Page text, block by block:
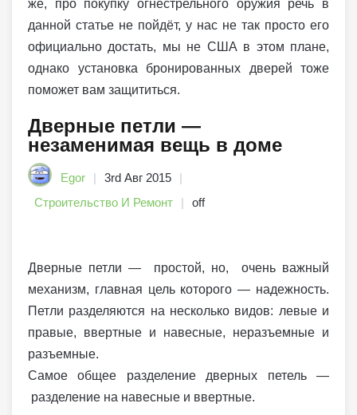
же, про покупку огнестрельного оружия речь в
данной статье не пойдёт, у нас не так просто его
официально достать, мы не США в этом плане,
однако установка бронированных дверей тоже
поможет вам защититься.
Дверные петли —
незаменимая вещь в доме
Egor
3rd Авг 2015
Строительство И Ремонт
off
Дверные петли — простой, но, очень важный
механизм, главная цель которого — надежность.
Петли разделяются на несколько видов: левые и
правые, ввертные и навесные, неразъемные и
разъемные.
Самое общее разделение дверных петель —
разделение на навесные и ввертные.